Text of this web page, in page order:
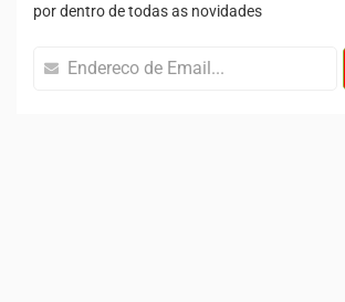
por dentro de todas as novidades